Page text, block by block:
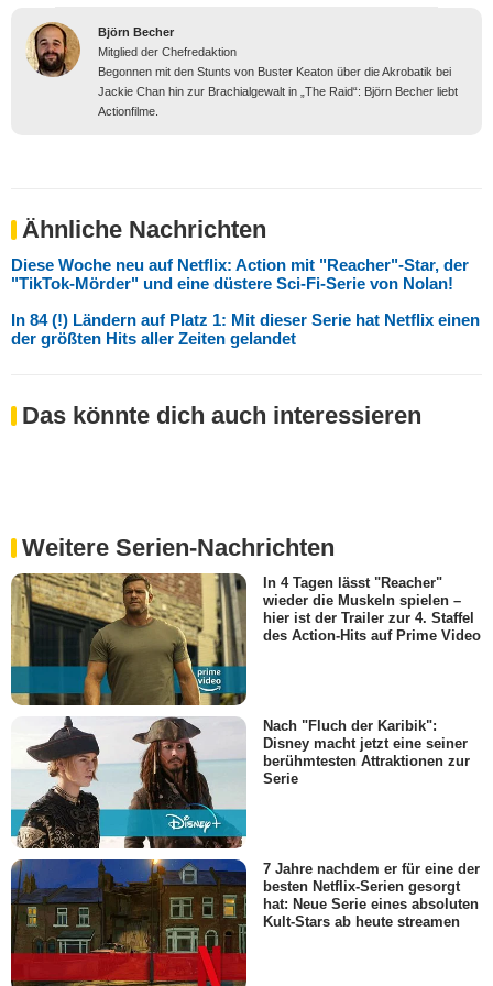
Björn Becher
Mitglied der Chefredaktion
Begonnen mit den Stunts von Buster Keaton über die Akrobatik bei
Jackie Chan hin zur Brachialgewalt in „The Raid“: Björn Becher liebt
Actionfilme.
Ähnliche Nachrichten
Diese Woche neu auf Netflix: Action mit "Reacher"-Star, der
"TikTok-Mörder" und eine düstere Sci-Fi-Serie von Nolan!
In 84 (!) Ländern auf Platz 1: Mit dieser Serie hat Netflix einen
der größten Hits aller Zeiten gelandet
Das könnte dich auch interessieren
Weitere Serien-Nachrichten
In 4 Tagen lässt "Reacher"
wieder die Muskeln spielen –
hier ist der Trailer zur 4. Staffel
des Action-Hits auf Prime Video
Nach "Fluch der Karibik":
Disney macht jetzt eine seiner
berühmtesten Attraktionen zur
Serie
7 Jahre nachdem er für eine der
besten Netflix-Serien gesorgt
hat: Neue Serie eines absoluten
Kult-Stars ab heute streamen